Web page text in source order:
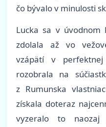
čo bývalo v minulosti
Lucka sa v úvodnom
zdolala až vo
vzápätí v
rozobrala na
z Rumunska
získala doteraz
vyzeralo to naozaj